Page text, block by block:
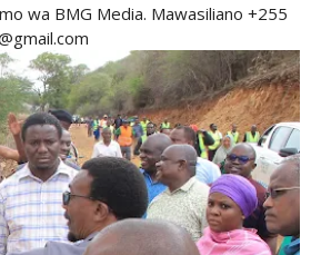
wa BMG Media. Mawasiliano +255